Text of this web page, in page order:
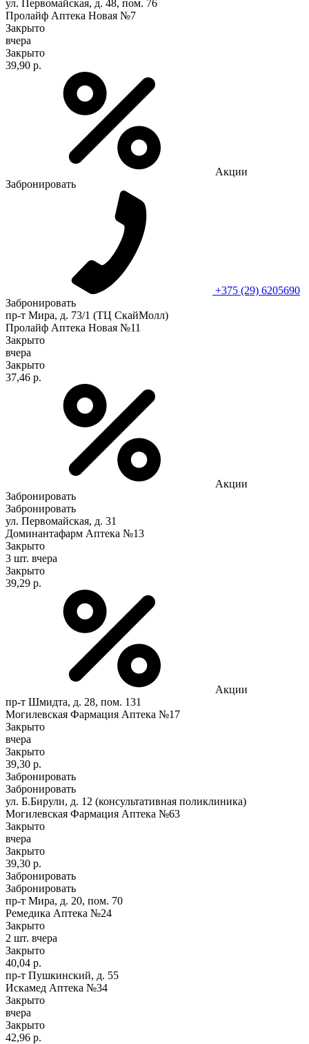
ул. Первомайская, д. 48, пом. 76
Пролайф Аптека Новая №7
Закрыто
вчера
Закрыто
39,90 р.
Акции
Забронировать
+375 (29) 6205690
Забронировать
пр-т Мира, д. 73/1 (ТЦ СкайМолл)
Пролайф Аптека Новая №11
Закрыто
вчера
Закрыто
37,46 р.
Акции
Забронировать
Забронировать
ул. Первомайская, д. 31
Доминантафарм Аптека №13
Закрыто
3 шт. вчера
Закрыто
39,29 р.
Акции
пр-т Шмидта, д. 28, пом. 131
Могилевская Фармация Аптека №17
Закрыто
вчера
Закрыто
39,30 р.
Забронировать
Забронировать
ул. Б.Бирули, д. 12 (консультативная поликлиника)
Могилевская Фармация Аптека №63
Закрыто
вчера
Закрыто
39,30 р.
Забронировать
Забронировать
пр-т Мира, д. 20, пом. 70
Ремедика Аптека №24
Закрыто
2 шт. вчера
Закрыто
40,04 р.
пр-т Пушкинский, д. 55
Искамед Аптека №34
Закрыто
вчера
Закрыто
42,96 р.